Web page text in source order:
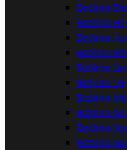
Batérie
Batérie
Batérie
Batérie
Batérie
Batérie LG
Batérie
Batérie
Batérie
Batérie